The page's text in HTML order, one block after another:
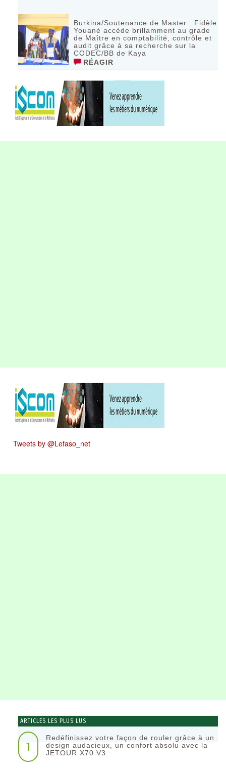
Burkina/Soutenance de Master : Fidèle
Youané accède brillamment au grade
de Maître en comptabilité, contrôle et
audit grâce à sa recherche sur la
CODEC/BB de Kaya
RÉAGIR
Tweets by @Lefaso_net
ARTICLES LES PLUS LUS
1
Redéfinissez votre façon de rouler grâce à un
design audacieux, un confort absolu avec la
JETOUR X70 V3